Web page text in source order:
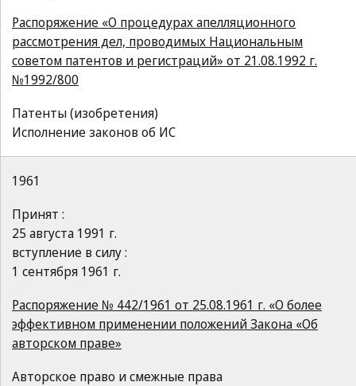
Распоряжение «О процедурах апелляционного
рассмотрения дел, проводимых Национальным
советом патентов и регистраций» от 21.08.1992 г.
№1992/800
Патенты (изобретения)
Исполнение законов об ИС
1961
Принят :
25 августа 1991 г.
вступление в силу :
1 сентября 1961 г.
Распоряжение № 442/1961 от 25.08.1961 г. «О более
эффективном применении положений Закона «Об
авторском праве»
Авторское право и смежные права